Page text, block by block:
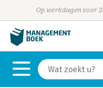
Op werkdagen voor